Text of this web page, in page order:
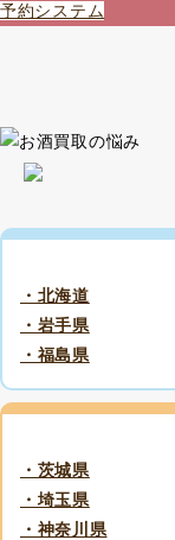
予約システム
・北海道
・岩手県
・福島県
・茨城県
・埼玉県
・神奈川県